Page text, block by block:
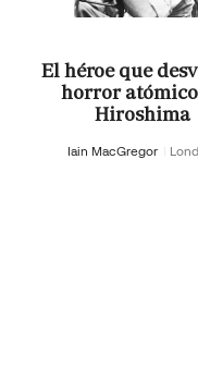
El héroe que
horror
Hiroshima
Iain MacGregor